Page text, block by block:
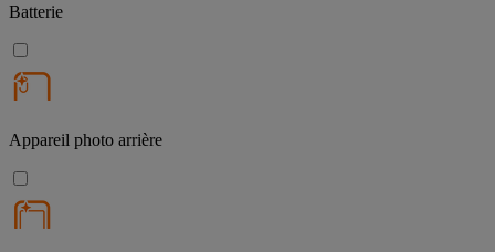
Batterie
Appareil photo arrière